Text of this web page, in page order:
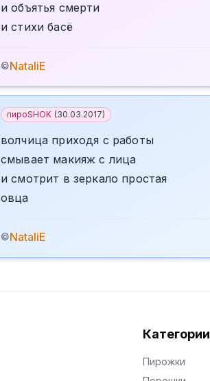
и объятья смерти
и стихи басё
©NataliE
пироSHOK (30.03.2017)
волчица приходя с работы
смывает макияж с лица
и смотрит в зеркало простая
овца
©NataliE
Категории
Пирожки